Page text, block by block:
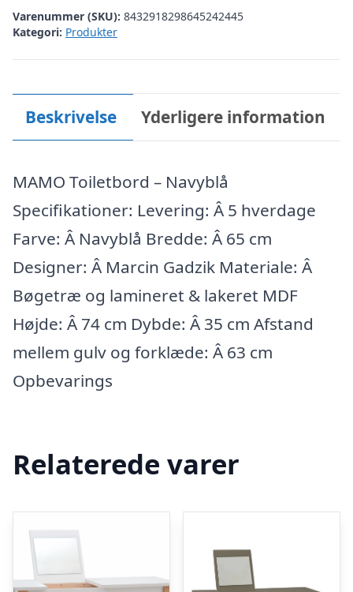
Varenummer (SKU): 8432918298645242445
Kategori: Produkter
Beskrivelse Yderligere information
MAMO Toiletbord – Navyblå
Specifikationer: Levering: Â 5 hverdage
Farve: Â Navyblå Bredde: Â 65 cm
Designer: Â Marcin Gadzik Materiale: Â
Bøgetræ og lamineret & lakeret MDF
Højde: Â 74 cm Dybde: Â 35 cm Afstand
mellem gulv og forklæde: Â 63 cm
Opbevarings
Relaterede varer